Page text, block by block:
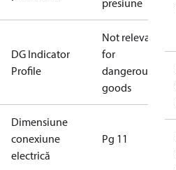
presiune
DG Indicator
Profile
Not relevant
for
dangerous
goods
Dimensiune
conexiune
electrică
Pg 11